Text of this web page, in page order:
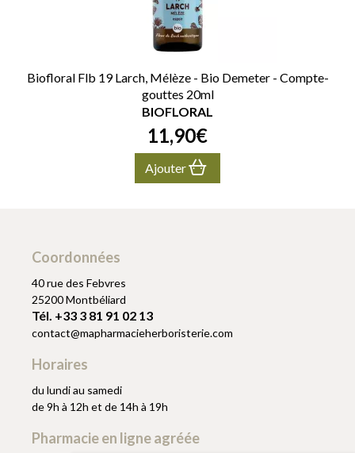
Biofloral Flb 19 Larch, Mélèze - Bio Demeter - Compte-
gouttes 20ml
BIOFLORAL
11,90€
Ajouter
Coordonnées
40 rue des Febvres
25200 Montbéliard
Tél. +33 3 81 91 02 13
contact@mapharmacieherboristerie.com
Horaires
du lundi au samedi
de 9h à 12h et de 14h à 19h
Pharmacie en ligne agréée